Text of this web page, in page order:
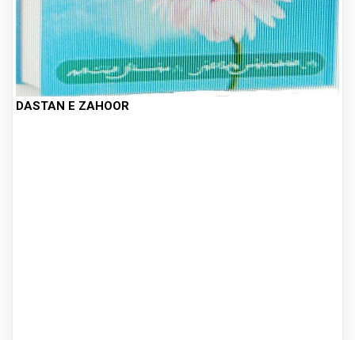
DASTAN E ZAHOOR